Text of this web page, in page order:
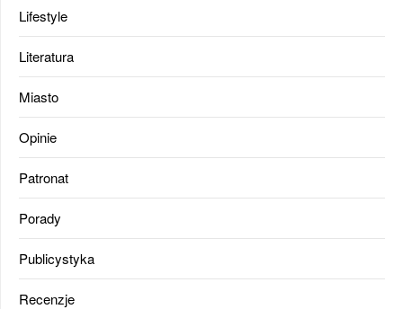
Lifestyle
Literatura
Miasto
Opinie
Patronat
Porady
Publicystyka
Recenzje